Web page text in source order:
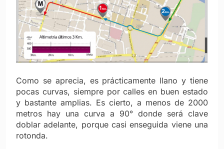
Como se aprecia, es prácticamente llano y tiene
pocas curvas, siempre por calles en buen estado
y bastante amplias. Es cierto, a menos de 2000
metros hay una curva a 90° donde será clave
doblar adelante, porque casi enseguida viene una
rotonda.